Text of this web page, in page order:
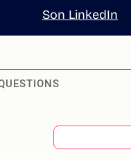
Son LinkedIn